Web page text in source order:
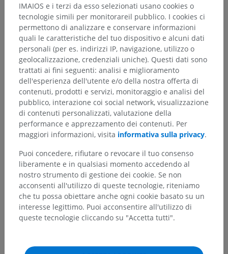
Traduzioni
Hai notato un errore?
Non esitare a suggerire una correzione, traduzione o
un miglioramento dei contenuti.
Segnala un problema
SCARICA L'APP
IMAIOS e i terzi da esso selezionati usano cookies o
tecnologie simili per monitorareil pubblico. I cookies ci
permettono di analizzare e conservare informazioni
quali le caratteristiche del tuo dispositivo e alcuni dati
personali (per es. indirizzi IP, navigazione, utilizzo o
geolocalizzazione, credenziali uniche). Questi dati sono
trattati ai fini seguenti: analisi e miglioramento
dell'esperienza dell'utente e/o della nostra offerta di
contenuti, prodotti e servizi, monitoraggio e analisi del
pubblico, interazione coi social network, visualizzazione
di contenuti personalizzati, valutazione della
performance e apprezzamento dei contenuti. Per
maggiori informazioni, visita informativa sulla privacy.
Puoi concedere, rifiutare o revocare il tuo consenso
liberamente e in qualsiasi momento accedendo al
nostro strumento di gestione dei cookie. Se non
acconsenti all'utilizzo di queste tecnologie, riteniamo
che tu possa obiettare anche ogni cookie basato su un
interesse legittimo. Puoi acconsentire all'utilizzo di
queste tecnologie cliccando su "Accetta tutti".